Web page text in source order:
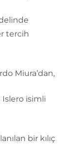
tercih
Miura’dan,
Islero isimli
bir kılıç